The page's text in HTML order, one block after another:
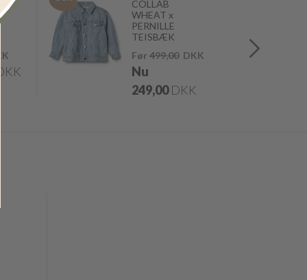
DKK
COLLAB
WHEAT x
PERNILLE
TEISBÆK
Før 499,00DKK
Nu
249,00 DKK